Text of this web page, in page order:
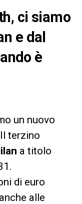
ci siamo
e dal
è
un nuovo
terzino
a titolo
di euro
alle